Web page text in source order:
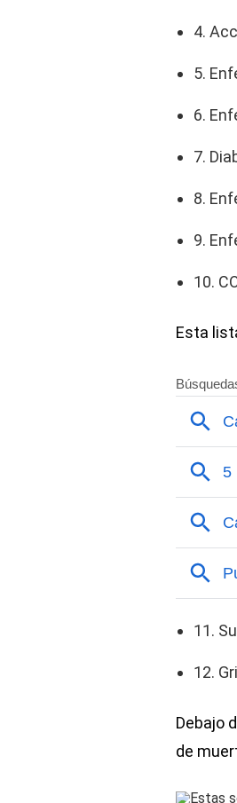
4.
5.
6.
7.
8.
9.
10.
Esta
11.
12.
Debajo
de